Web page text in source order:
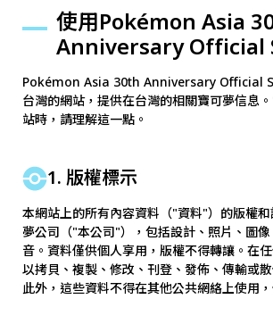
使用Pokémon Asia
Anniversary Official
Pokémon Asia 30th Anniversary Official
台灣的網站，提供在台灣的相關寶可夢信息
站時，請理解這一點。
1. 版權標示
本網站上的所有內容資料（"資料"）的版權
夢公司（"本公司"），包括設計、照片、圖
音。資料僅供個人享用，版權不得轉讓。在
以拷貝、複製、修改、刊登、發佈、傳輸或
此外，這些資料不得在其他公共網絡上使用